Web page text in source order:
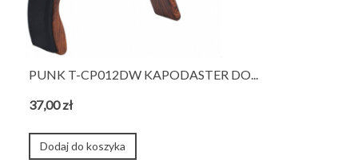
PUNK T-CP012DW KAPODASTER DO...
37,00 zł
Dodaj do koszyka